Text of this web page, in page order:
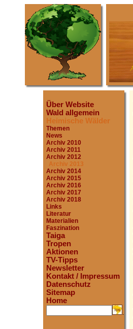
Über Website
Wald allgemein
Heimische Wälder
Themen
News
Archiv 2010
Archiv 2011
Archiv 2012
Archiv 2013
Archiv 2014
Archiv 2015
Archiv 2016
Archiv 2017
Archiv 2018
Links
Literatur
Materialien
Faszination
Taiga
Tropen
Aktionen
TV-Tipps
Newsletter
Kontakt / Impressum
Datenschutz
Sitemap
Home
.